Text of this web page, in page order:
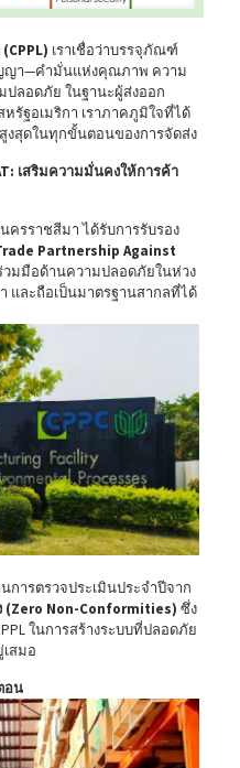
เราเชื่อว่าบรรจุภัณฑ์
ญา—คำมั่นแห่งคุณภาพ ความ
ลอดภัย ในฐานะผู้ส่งออก
รัฐอเมริกา เราภาคภูมิใจที่ได้
สุดในทุกขั้นตอนของการจัดส่ง
เสริมความมั่นคงให้การค้า
ครราชสีมา ได้รับการรับรอง
Partnership Against
วมมือด้านความปลอดภัยในห่วง
และถือเป็นมาตรฐานสากลที่ได้
นการตรวจประเมินประจำปีจาก
(Zero Non-Conformities) ซึ่ง
ในการสร้างระบบที่ปลอดภัย
สมอ
อน